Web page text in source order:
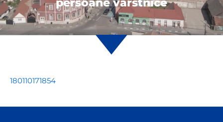
persoane vârstnice
180110171854